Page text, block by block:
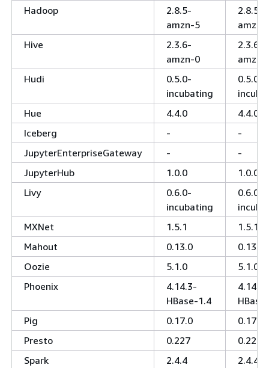
Hadoop
2.8.5-
amzn-5
2.8.5-
amzn-
Hive
2.3.6-
amzn-0
2.3.6-
amzn-
Hudi
0.5.0-
incubating
0.5.0-
Hue
4.4.0
4.4.0
Iceberg
-
-
JupyterEnterpriseGateway
-
-
JupyterHub
1.0.0
1.0.0
Livy
0.6.0-
incubating
0.6.0-
MXNet
1.5.1
1.5.1
Mahout
0.13.0
0.13.0
Oozie
5.1.0
5.1.0
Phoenix
4.14.3-
HBase-1.4
4.14.3-
Pig
0.17.0
0.17.0
Presto
0.227
0.227
Spark
2.4.4
2.4.4